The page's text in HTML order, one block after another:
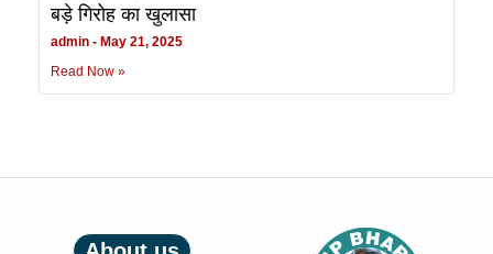
बड़े गिरोह का खुलासा
admin
May 21, 2025
Read Now »